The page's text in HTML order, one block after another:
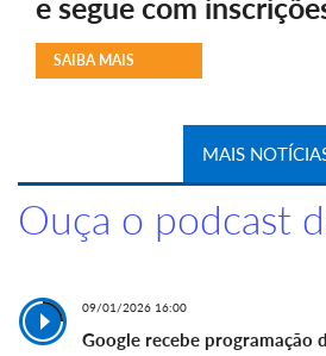
e segue com
SAIBA MAIS
MAIS
Ouça o podcast
09/01/2026 16:00
Google recebe programação